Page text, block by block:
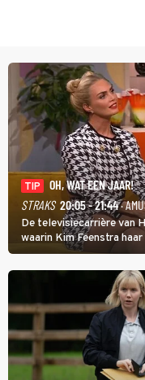
TIP
OH, WAT EEN JAAR!
STRAKS 20:05 - 21:44·
De televisiecarrière van
waarin Kim Feenstra
Oh, Wat een Jaar! wordt
jaar waarin ze allebei